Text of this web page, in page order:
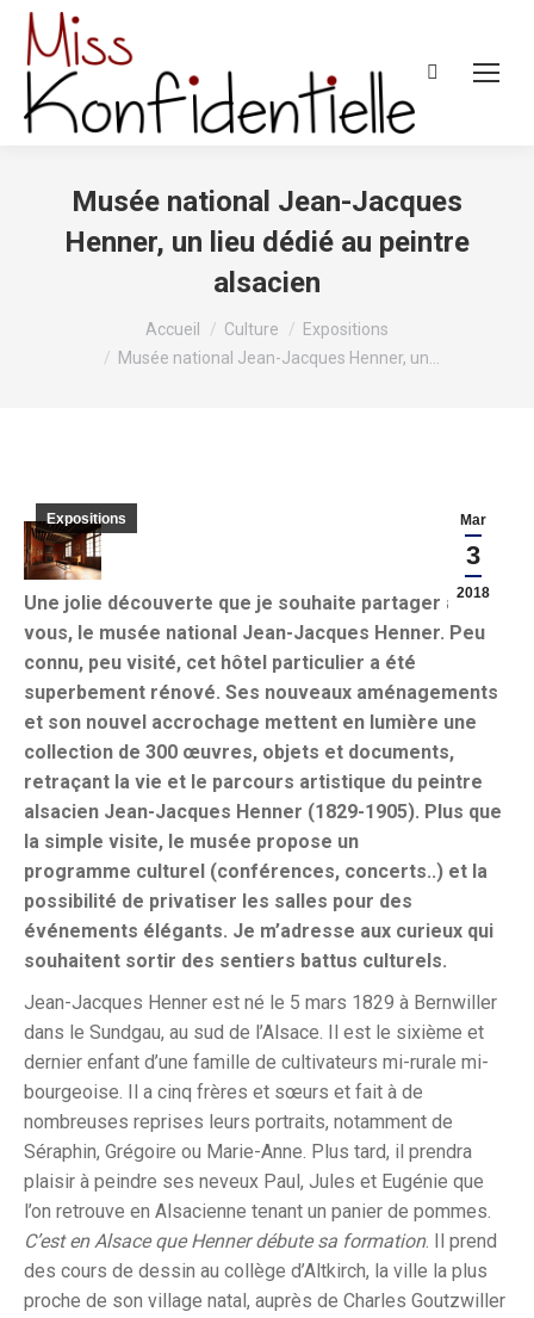
Recherche
Musée national Jean-Jacques
Henner, un lieu dédié au peintre
alsacien
Accueil Culture
Expositions
Musée national Jean-Jacques Henner, un…
Mar
3
2018
Expositions
Une jolie découverte que je souhaite partager avec
vous, le musée national Jean-Jacques Henner. Peu
connu, peu visité, cet hôtel particulier a été
superbement rénové. Ses nouveaux aménagements
et son nouvel accrochage mettent en lumière une
collection de 300 œuvres, objets et documents,
retraçant la vie et le parcours artistique du peintre
alsacien Jean-Jacques Henner (1829-1905). Plus que
la simple visite, le musée propose un
programme culturel (conférences, concerts..) et la
possibilité de privatiser les salles pour des
événements élégants. Je m’adresse aux curieux qui
souhaitent sortir des sentiers battus culturels.
Jean-Jacques Henner est né le 5 mars 1829 à Bernwiller
dans le Sundgau, au sud de l’Alsace. Il est le sixième et
dernier enfant d’une famille de cultivateurs mi-rurale mi-
bourgeoise. Il a cinq frères et sœurs et fait à de
nombreuses reprises leurs portraits, notamment de
Séraphin, Grégoire ou Marie-Anne. Plus tard, il prendra
plaisir à peindre ses neveux Paul, Jules et Eugénie que
l’on retrouve en Alsacienne tenant un panier de pommes.
C’est en Alsace que Henner débute sa formation. Il prend
des cours de dessin au collège d’Altkirch, la ville la plus
proche de son village natal, auprès de Charles Goutzwiller